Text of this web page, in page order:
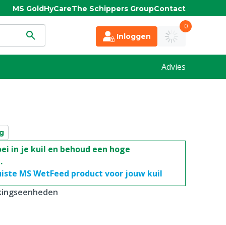
MS GoldHyCareThe Schippers GroupContact
Inloggen
0
Advies
in je kuil en behoud een hoge
MS WetFeed product voor jouw kuil